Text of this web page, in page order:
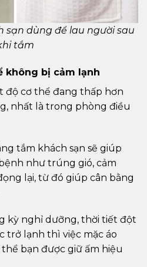
sạn dùng để lau người sau
tắm
không bị cảm lạnh
độ cơ thể đang thấp hơn
nhất là trong phòng điều
tắm khách sạn sẽ giúp
như trúng gió, cảm
lại, từ đó giúp cân bằng
kỳ nghỉ dưỡng, thời tiết đột
trở lạnh thì việc mặc áo
bạn được giữ ấm hiệu